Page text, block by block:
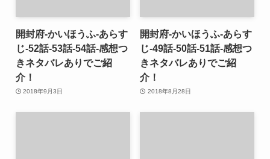
開封府-かいほうふ-あらす
じ-52話-53話-54話-感想つ
きネタバレありでご紹
介！
2018年9月3日
開封府-かいほうふ-あらす
じ-49話-50話-51話-感想つ
きネタバレありでご紹
介！
2018年8月28日